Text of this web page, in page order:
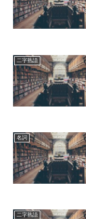
二字熟語
名詞
二字熟語